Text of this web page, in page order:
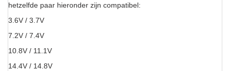
hetzelfde paar hieronder zijn compatibel:
3.6V / 3.7V
7.2V / 7.4V
10.8V / 11.1V
14.4V / 14.8V